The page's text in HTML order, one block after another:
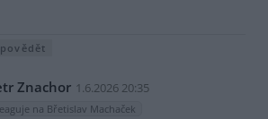
Znachor 1.6.2026 20:35
na Břetislav Machaček